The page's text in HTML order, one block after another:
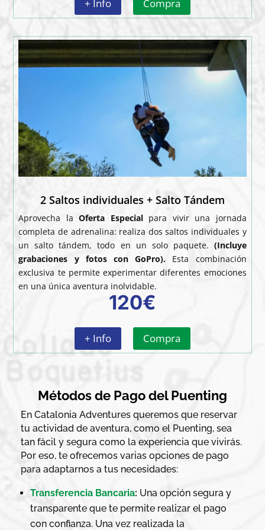
+ Info Compra
2 Saltos individuales + Salto Tándem
Aprovecha laOferta Especialpara vivir una jornada
completa de adrenalina: realiza dos saltos individuales y
un salto tándem, todo en un solo paquete. (Incluye
grabaciones y fotos con GoPro). Esta combinación
exclusiva te permite experimentar diferentes emociones
en una única aventura inolvidable.
120€
+ Info Compra
Métodos de Pago del Puenting
En Catalonia Adventures queremos que reservar
tu actividad de aventura, como el Puenting, sea
tan fácil y segura como la experiencia que vivirás.
Por eso, te ofrecemos varias opciones de pago
para adaptarnos a tus necesidades:
Transferencia Bancaria: Una opción segura y
transparente que te permite realizar el pago
con confianza. Una vez realizada la